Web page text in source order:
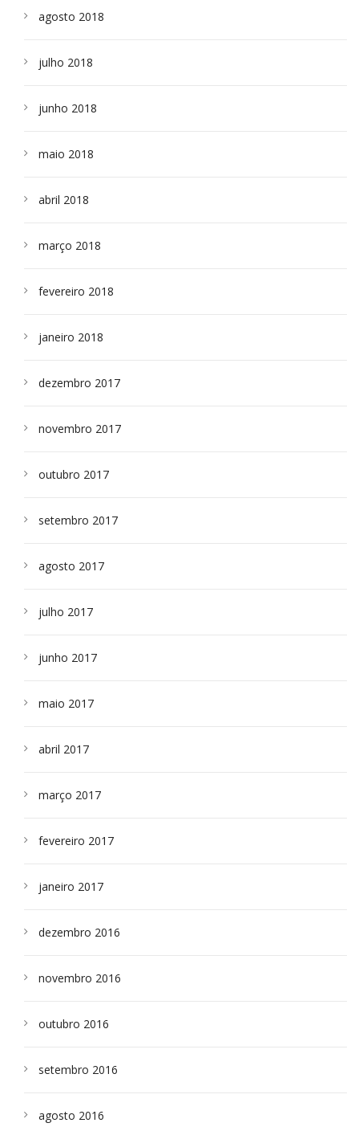
agosto 2018
julho 2018
junho 2018
maio 2018
abril 2018
março 2018
fevereiro 2018
janeiro 2018
dezembro 2017
novembro 2017
outubro 2017
setembro 2017
agosto 2017
julho 2017
junho 2017
maio 2017
abril 2017
março 2017
fevereiro 2017
janeiro 2017
dezembro 2016
novembro 2016
outubro 2016
setembro 2016
agosto 2016